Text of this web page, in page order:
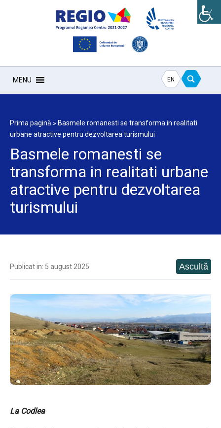
MENU EN
Prima pagină » Basmele romanesti se transforma in realitati
urbane atractive pentru dezvoltarea turismului
Basmele romanesti se
transforma in realitati urbane
atractive pentru dezvoltarea
turismului
Publicat in: 5 august 2025
La Codlea